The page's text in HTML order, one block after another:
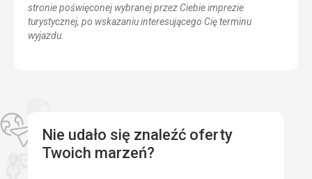
stronie poświęconej wybranej przez Ciebie imprezie
turystycznej, po wskazaniu interesującego Cię terminu
wyjazdu.
Nie udało się znaleźć oferty
Twoich marzeń?